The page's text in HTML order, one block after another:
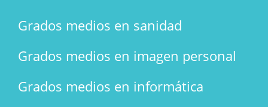
Grados medios en sanidad
Grados medios en imagen personal
Grados medios en informática